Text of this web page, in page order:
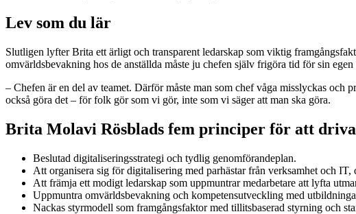
Lev som du lär
Slutligen lyfter Brita ett ärligt och transparent ledarskap som viktig
omvärldsbevakning hos de anställda måste ju chefen själv frigöra tid för sin
– Chefen är en del av teamet. Därför måste man som chef våga misslyckas och
också göra det – för folk gör som vi gör, inte som vi säger att man ska göra.
Brita Molavi Rösblads fem principer för att
Beslutad digitaliseringsstrategi och tydlig genomförandeplan.
Att organisera sig för digitalisering med parhästar från verksamhet och
Att främja ett modigt ledarskap som uppmuntrar medarbetare att lyfta
Uppmuntra omvärldsbevakning och kompetensutveckling med
Nackas styrmodell som framgångsfaktor med tillitsbaserad styrning och